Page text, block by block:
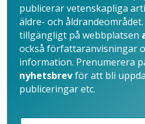
publicerar vetenskapliga
äldre- och
tillgängligt på webbplatsen
också författaranvisningar
information. Prenumerera
nyhetsbrevför att bli
publiceringar etc.